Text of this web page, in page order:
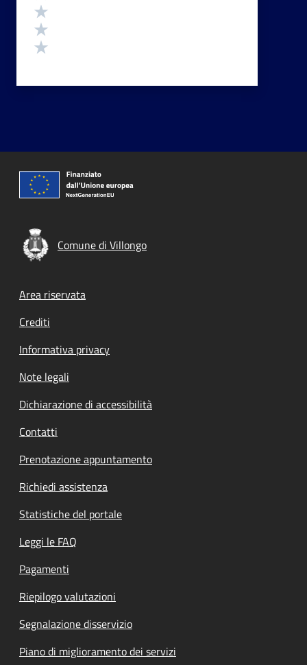
Comune di Villongo
Footer menu
Area riservata
Crediti
Informativa privacy
Note legali
Dichiarazione di accessibilità
Contatti
Prenotazione appuntamento
Richiedi assistenza
Statistiche del portale
Leggi le FAQ
Pagamenti
Riepilogo valutazioni
Segnalazione disservizio
Piano di miglioramento dei servizi